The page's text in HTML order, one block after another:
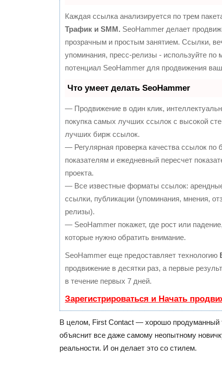
Каждая ссылка анализируется по трем
Трафик и SMM. SeoHammer делает
прозрачным и простым занятием. Ссылки,
упоминания, пресс-релизы - используйте по
потенциал SeoHammer для продвижения
Что умеет делать SeoHammer
— Продвижение в один клик,
покупка самых лучших ссылок с высокой
лучших бирж ссылок.
— Регулярная проверка качества ссылок по
показателям и ежедневный пересчет
проекта.
— Все известные форматы ссылок:
ссылки, публикации (упоминания, мнения,
релизы).
— SeoHammer покажет, где рост или
которые нужно обратить внимание.
SeoHammer еще предоставляет технологию
продвижение в десятки раз, а первые
в течение первых 7 дней.
Зарегистрироваться и Начать
В целом, First Contact — хорошо продуманный
объяснит все даже самому неопытному
реальности. И он делает это со стилем.